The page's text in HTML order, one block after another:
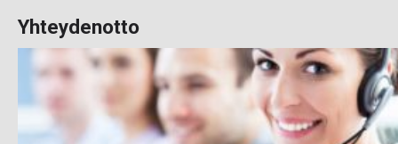
Yhteydenotto